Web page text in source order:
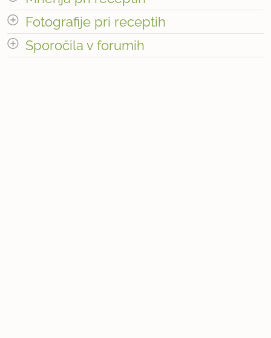
Število receptov: 3
odpri vse
« prejšnja 1 6 naslednja Â»
Fotografije pri receptih
Število fotografij pri receptih: 1
Sporočila v forumih